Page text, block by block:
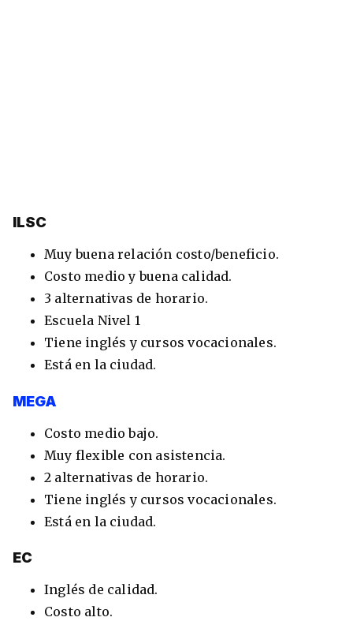
ILSC
Muy buena relación costo/beneficio.
Costo medio y buena calidad.
3 alternativas de horario.
Escuela Nivel 1
Tiene inglés y cursos vocacionales.
Está en la ciudad.
MEGA
Costo medio bajo.
Muy flexible con asistencia.
2 alternativas de horario.
Tiene inglés y cursos vocacionales.
Está en la ciudad.
EC
Inglés de calidad.
Costo alto.